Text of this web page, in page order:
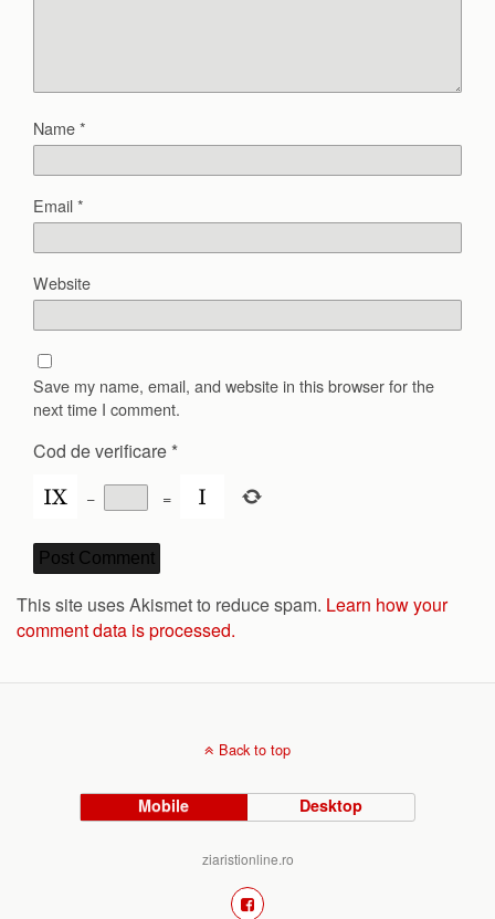
Name*
Email*
Website
Save my name, email, and website in this browser for the
next time I comment.
Cod de verificare *
− =
This site uses Akismet to reduce spam. Learn how your
comment data is processed.
Back to top
Mobile Desktop
ziaristionline.ro